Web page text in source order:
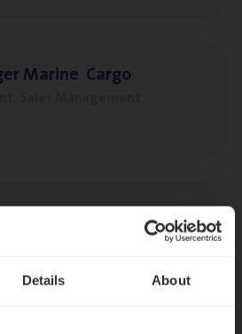
Details About
Mari­ne Cargo
Trans­port&Logistiek